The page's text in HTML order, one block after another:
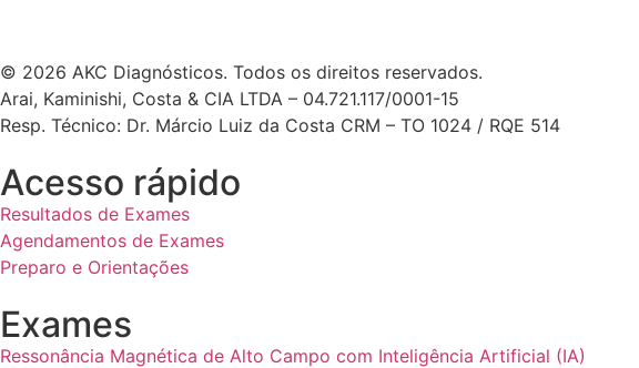
© 2026 AKC Diagnósticos. Todos os direitos reservados.
Arai, Kaminishi, Costa & CIA LTDA – 04.721.117/0001-15
Resp. Técnico: Dr. Márcio Luiz da Costa CRM – TO 1024 / RQE 514
Acesso rápido
Resultados de Exames
Agendamentos de Exames
Preparo e Orientações
Exames
Ressonância Magnética de Alto Campo com Inteligência Artificial (IA)